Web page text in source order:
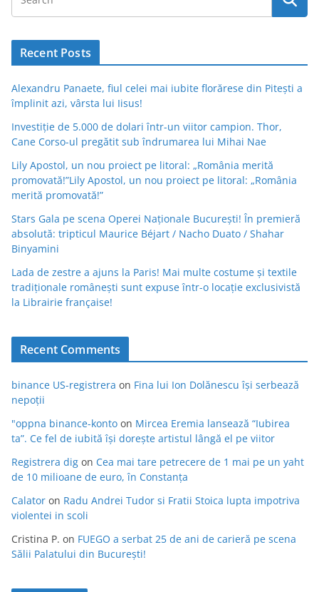
Recent Posts
Alexandru Panaete, fiul celei mai iubite florărese din Pitești a
împlinit azi, vârsta lui Iisus!
Investiție de 5.000 de dolari într-un viitor campion. Thor,
Cane Corso-ul pregătit sub îndrumarea lui Mihai Nae
Lily Apostol, un nou proiect pe litoral: „România merită
promovată!”Lily Apostol, un nou proiect pe litoral: „România
merită promovată!”
Stars Gala pe scena Operei Naționale București! În premieră
absolută: tripticul Maurice Béjart / Nacho Duato / Shahar
Binyamini
Lada de zestre a ajuns la Paris! Mai multe costume și textile
tradiționale românești sunt expuse într-o locație exclusivistă
la Librairie française!
Recent Comments
binance US-registrera on Fina lui Ion Dolănescu își serbează
nepoții
"oppna binance-konto on Mircea Eremia lansează “Iubirea
ta”. Ce fel de iubită își dorește artistul lângă el pe viitor
Registrera dig on Cea mai tare petrecere de 1 mai pe un yaht
de 10 milioane de euro, în Constanța
Calator on Radu Andrei Tudor si Fratii Stoica lupta impotriva
violentei in scoli
Cristina P. on FUEGO a serbat 25 de ani de carieră pe scena
Sălii Palatului din București!